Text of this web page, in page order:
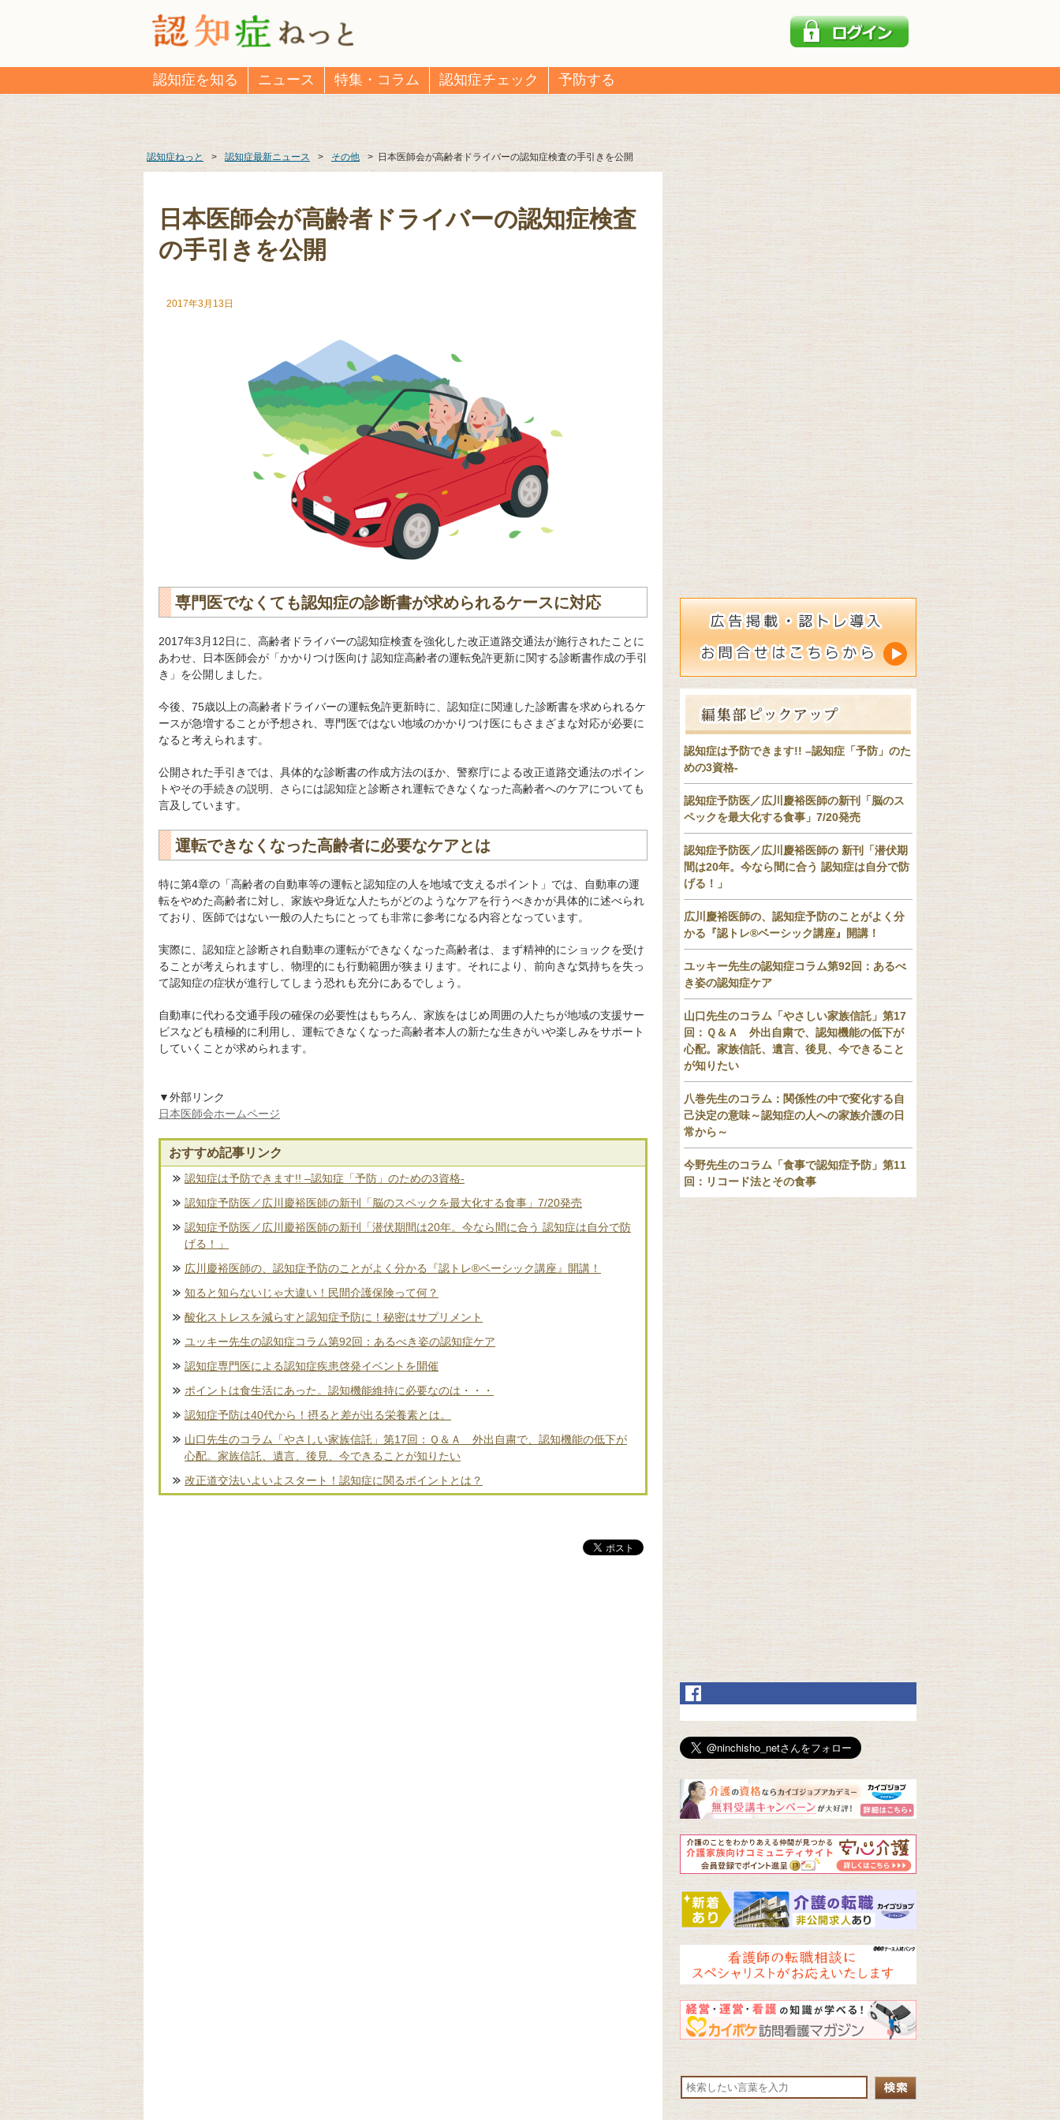
認知症を知る ニュース 特集・コラム 認知症チェック 予防する
認知症ねっと > 認知症最新ニュース > その他 > 日本医師会が高齢者ドライバーの認知症検査の手引きを公開
日本医師会が高齢者ドライバーの認知症検査
の手引きを公開
2017年3月13日
専門医でなくても認知症の診断書が求められるケースに対応
2017年3月12日に、高齢者ドライバーの認知症検査を強化した改正道路交通法が施行されたことに
あわせ、日本医師会が「かかりつけ医向け 認知症高齢者の運転免許更新に関する診断書作成の手引
き」を公開しました。
今後、75歳以上の高齢者ドライバーの運転免許更新時に、認知症に関連した診断書を求められるケ
ースが急増することが予想され、専門医ではない地域のかかりつけ医にもさまざまな対応が必要に
なると考えられます。
公開された手引きでは、具体的な診断書の作成方法のほか、警察庁による改正道路交通法のポイン
トやその手続きの説明、さらには認知症と診断され運転できなくなった高齢者へのケアについても
言及しています。
運転できなくなった高齢者に必要なケアとは
特に第4章の「高齢者の自動車等の運転と認知症の人を地域で支えるポイント」では、自動車の運
転をやめた高齢者に対し、家族や身近な人たちがどのようなケアを行うべきかが具体的に述べられ
ており、医師ではない一般の人たちにとっても非常に参考になる内容となっています。
実際に、認知症と診断され自動車の運転ができなくなった高齢者は、まず精神的にショックを受け
ることが考えられますし、物理的にも行動範囲が狭まります。それにより、前向きな気持ちを失っ
て認知症の症状が進行してしまう恐れも充分にあるでしょう。
自動車に代わる交通手段の確保の必要性はもちろん、家族をはじめ周囲の人たちが地域の支援サー
ビスなども積極的に利用し、運転できなくなった高齢者本人の新たな生きがいや楽しみをサポート
していくことが求められます。
▼外部リンク
日本医師会ホームページ
おすすめ記事リンク
認知症は予防できます!! –認知症「予防」のための3資格-
認知症予防医／広川慶裕医師の新刊「脳のスペックを最大化する食事」7/20発売
認知症予防医／広川慶裕医師の新刊「潜伏期間は20年。今なら間に合う 認知症は自分で防
げる！」
広川慶裕医師の、認知症予防のことがよく分かる『認トレ®️ベーシック講座』開講！
知ると知らないじゃ大違い！民間介護保険って何？
酸化ストレスを減らすと認知症予防に！秘密はサプリメント
ユッキー先生の認知症コラム第92回：あるべき姿の認知症ケア
認知症専門医による認知症疾患啓発イベントを開催
ポイントは食生活にあった。認知機能維持に必要なのは・・・
認知症予防は40代から！摂ると差が出る栄養素とは。
山口先生のコラム「やさしい家族信託」第17回：Ｑ＆Ａ 外出自粛で、認知機能の低下が
心配。家族信託、遺言、後見、今できることが知りたい
改正道交法いよいよスタート！認知症に関るポイントとは？
認知症は予防できます!! –認知症「予防」のた
めの3資格-
認知症予防医／広川慶裕医師の新刊「脳のス
ペックを最大化する食事」7/20発売
認知症予防医／広川慶裕医師の 新刊「潜伏期
間は20年。今なら間に合う 認知症は自分で防
げる！」
広川慶裕医師の、認知症予防のことがよく分
かる『認トレ®️ベーシック講座』開講！
ユッキー先生の認知症コラム第92回：あるべ
き姿の認知症ケア
山口先生のコラム「やさしい家族信託」第17
回：Ｑ＆Ａ 外出自粛で、認知機能の低下が
心配。家族信託、遺言、後見、今できること
が知りたい
八巻先生のコラム：関係性の中で変化する自
己決定の意味～認知症の人への家族介護の日
常から～
今野先生のコラム「食事で認知症予防」第11
回：リコード法とその食事